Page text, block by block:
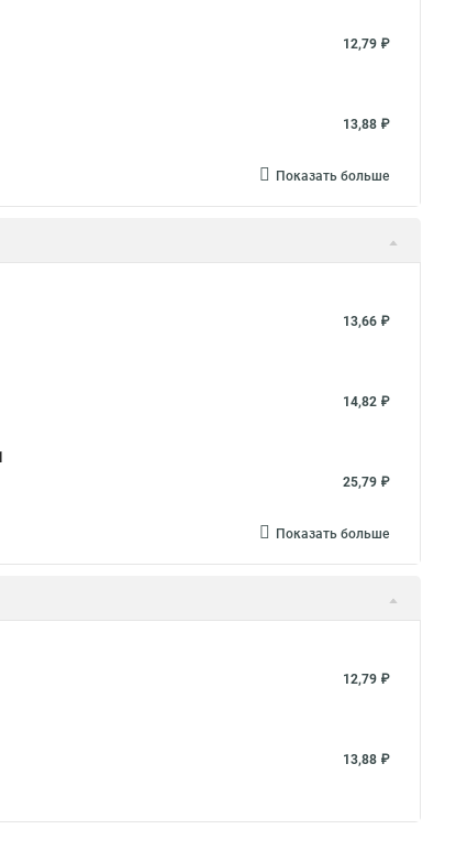
12,79 ₽
13,88 ₽
Показать больше
13,66 ₽
14,82 ₽
25,79 ₽
Показать больше
12,79 ₽
13,88 ₽